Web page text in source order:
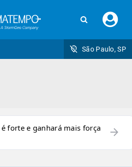
seu
São Paulo, SP
forte e ganhará mais força
arrow_forward